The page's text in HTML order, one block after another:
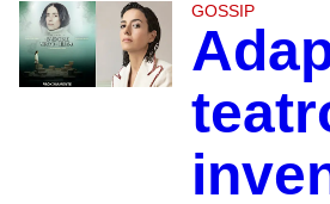
GOSSIP